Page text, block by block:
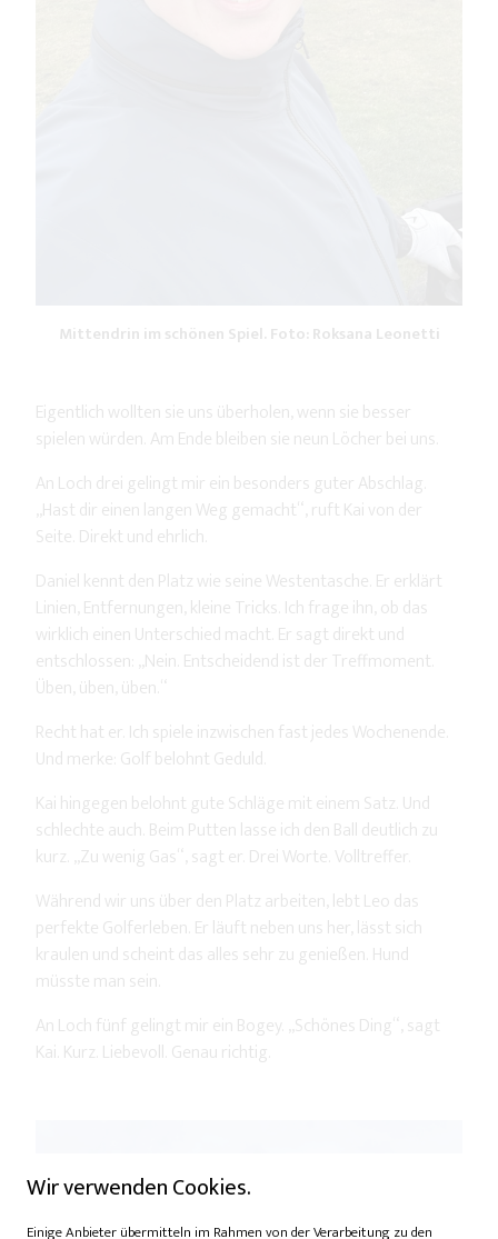
Mittendrin im schönen Spiel. Foto: Roksana Leonetti
Eigentlich wollten sie uns überholen, wenn sie besser
spielen würden. Am Ende bleiben sie neun Löcher bei uns.
An Loch drei gelingt mir ein besonders guter Abschlag.
„Hast dir einen langen Weg gemacht“, ruft Kai von der
Seite. Direkt und ehrlich.
Daniel kennt den Platz wie seine Westentasche. Er erklärt
Linien, Entfernungen, kleine Tricks. Ich frage ihn, ob das
wirklich einen Unterschied macht. Er sagt direkt und
entschlossen: „Nein. Entscheidend ist der Treffmoment.
Üben, üben, üben.“
Recht hat er. Ich spiele inzwischen fast jedes Wochenende.
Und merke: Golf belohnt Geduld.
Kai hingegen belohnt gute Schläge mit einem Satz. Und
schlechte auch. Beim Putten lasse ich den Ball deutlich zu
kurz. „Zu wenig Gas“, sagt er. Drei Worte. Volltreffer.
Während wir uns über den Platz arbeiten, lebt Leo das
perfekte Golferleben. Er läuft neben uns her, lässt sich
kraulen und scheint das alles sehr zu genießen. Hund
müsste man sein.
An Loch fünf gelingt mir ein Bogey. „Schönes Ding“, sagt
Kai. Kurz. Liebevoll. Genau richtig.
Wir verwenden Cookies.
Einige Anbieter übermitteln im Rahmen von der Verarbeitung zu den